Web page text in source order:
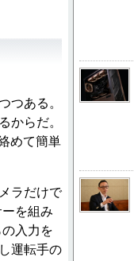
つある。
からだ。
めて簡単
ラだけで
を組み
入力を
運転手の